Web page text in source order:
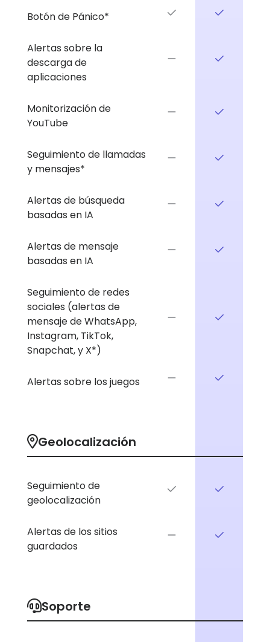
Botón de Pánico*
Alertas sobre la
descarga de
aplicaciones
Monitorización de
YouTube
Seguimiento de llamadas
y mensajes*
Alertas de búsqueda
basadas en IA
Alertas de mensaje
basadas en IA
Seguimiento de redes
sociales (alertas de
mensaje de WhatsApp,
Instagram, TikTok,
Snapchat, y X*)
Alertas sobre los juegos
Geolocalización
Seguimiento de
geolocalización
Alertas de los sitios
guardados
Soporte